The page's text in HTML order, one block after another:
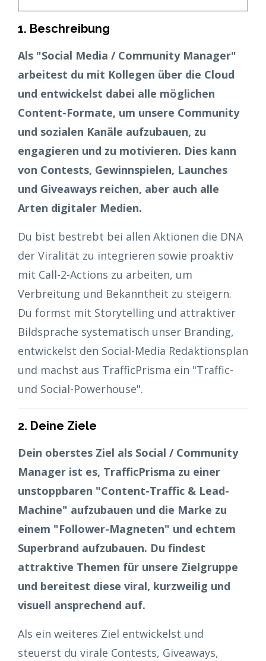
1. Beschreibung
Als "Social Media / Community Manager"
arbeitest du mit Kollegen über die Cloud
und entwickelst dabei alle möglichen
Content-Formate, um unsere Community
und sozialen Kanäle aufzubauen, zu
engagieren und zu motivieren. Dies kann
von Contests, Gewinnspielen, Launches
und Giveaways reichen, aber auch alle
Arten digitaler Medien.
Du bist bestrebt bei allen Aktionen die DNA
der Viralität zu integrieren sowie proaktiv
mit Call-2-Actions zu arbeiten, um
Verbreitung und Bekanntheit zu steigern.
Du formst mit Storytelling und attraktiver
Bildsprache systematisch unser Branding,
entwickelst den Social-Media Redaktionsplan
und machst aus TrafficPrisma ein "Traffic-
und Social-Powerhouse".
2. Deine Ziele
Dein oberstes Ziel als Social / Community
Manager ist es, TrafficPrisma zu einer
unstoppbaren "Content-Traffic & Lead-
Machine" aufzubauen und die Marke zu
einem "Follower-Magneten" und echtem
Superbrand aufzubauen. Du findest
attraktive Themen für unsere Zielgruppe
und bereitest diese viral, kurzweilig und
visuell ansprechend auf.
Als ein weiteres Ziel entwickelst und
steuerst du virale Contests, Giveaways,